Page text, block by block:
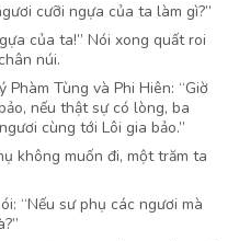
cưỡi ngựa của ta làm gì?”
của ta!” Nói xong quất roi
núi.
Tùng và Phi Hiên: “Giờ
nếu thật sự có lòng, ba
cùng tới Lôi gia bảo.”
không muốn đi, một trăm ta
“Nếu sư phụ các ngươi mà